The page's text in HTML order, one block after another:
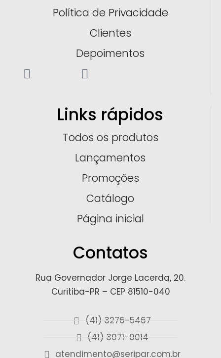
Política de Privacidade
Clientes
Depoimentos
Links rápidos
Todos os produtos
Lançamentos
Promoções
Catálogo
Página inicial
Contatos
Rua Governador Jorge Lacerda, 20.
Curitiba-PR – CEP 81510-040
(41) 3276-5467
(41) 3071-0014
atendimento@seripar.com.br